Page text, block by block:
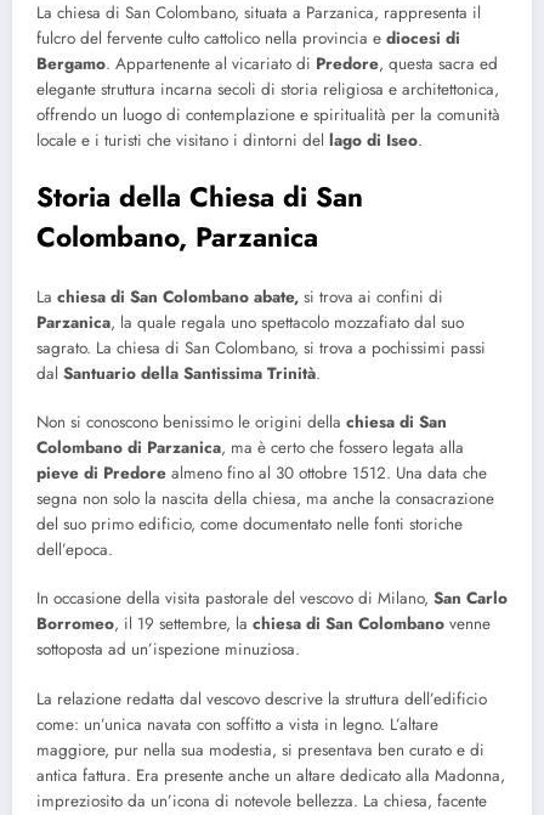
La chiesa di San Colombano, situata a Parzanica, rappresenta il
fulcro del fervente culto cattolico nella provincia e diocesi di
Bergamo. Appartenente al vicariato di Predore, questa sacra ed
elegante struttura incarna secoli di storia religiosa e architettonica,
offrendo un luogo di contemplazione e spiritualità per la comunità
locale e i turisti che visitano i dintorni del lago di Iseo.
Storia della Chiesa di San
Colombano, Parzanica
La chiesa di San Colombano abate, si trova ai confini di
Parzanica, la quale regala uno spettacolo mozzafiato dal suo
sagrato. La chiesa di San Colombano, si trova a pochissimi passi
dal Santuario della Santissima Trinità.
Non si conoscono benissimo le origini della chiesa di San
Colombano di Parzanica, ma è certo che fossero legata alla
pieve di Predore almeno fino al 30 ottobre 1512. Una data che
segna non solo la nascita della chiesa, ma anche la consacrazione
del suo primo edificio, come documentato nelle fonti storiche
dell’epoca.
In occasione della visita pastorale del vescovo di Milano, San Carlo
Borromeo, il 19 settembre, la chiesa di San Colombano venne
sottoposta ad un’ispezione minuziosa.
La relazione redatta dal vescovo descrive la struttura dell’edificio
come: un’unica navata con soffitto a vista in legno. L’altare
maggiore, pur nella sua modestia, si presentava ben curato e di
antica fattura. Era presente anche un altare dedicato alla Madonna,
impreziosito da un’icona di notevole bellezza. La chiesa, facente